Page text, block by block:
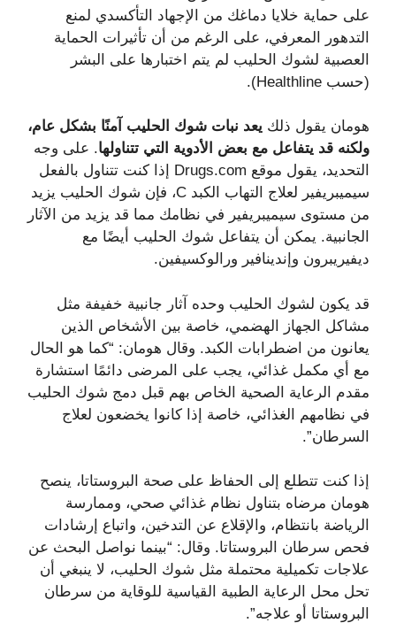
على حماية خلايا دماغك من الإجهاد التأكسدي لمنع
التدهور المعرفي، على الرغم من أن تأثيرات الحماية
العصبية لشوك الحليب لم يتم اختبارها على البشر
(حسب Healthline).
هومان يقول ذلك يعد نبات شوك الحليب آمنًا بشكل عام،
ولكنه قد يتفاعل مع بعض الأدوية التي تتناولها. على وجه
التحديد، يقول موقع Drugs.com إذا كنت تتناول بالفعل
سيميبريفير لعلاج التهاب الكبد C، فإن شوك الحليب يزيد
من مستوى سيميبريفير في نظامك مما قد يزيد من الآثار
الجانبية. يمكن أن يتفاعل شوك الحليب أيضًا مع
ديفيريبرون وإندينافير ورالوكسيفين.
قد يكون لشوك الحليب وحده آثار جانبية خفيفة مثل
مشاكل الجهاز الهضمي، خاصة بين الأشخاص الذين
يعانون من اضطرابات الكبد. وقال هومان: “كما هو الحال
مع أي مكمل غذائي، يجب على المرضى دائمًا استشارة
مقدم الرعاية الصحية الخاص بهم قبل دمج شوك الحليب
في نظامهم الغذائي، خاصة إذا كانوا يخضعون لعلاج
السرطان”.
إذا كنت تتطلع إلى الحفاظ على صحة البروستاتا، ينصح
هومان مرضاه بتناول نظام غذائي صحي، وممارسة
الرياضة بانتظام، والإقلاع عن التدخين، واتباع إرشادات
فحص سرطان البروستاتا. وقال: “بينما نواصل البحث عن
علاجات تكميلية محتملة مثل شوك الحليب، لا ينبغي أن
تحل محل الرعاية الطبية القياسية للوقاية من سرطان
البروستاتا أو علاجه”.